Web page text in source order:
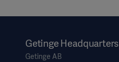
Getinge Headquarters
Getinge AB